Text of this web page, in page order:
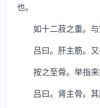
也。
如十二菽之重。与
吕曰。肝主筋。又
按之至骨。举指来
吕曰。肾主骨。其